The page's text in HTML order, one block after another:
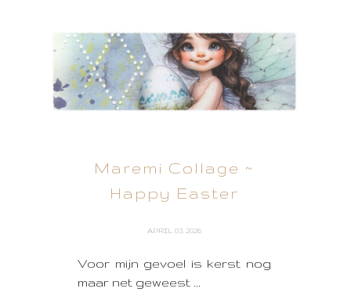
Maremi Collage ~
Happy Easter
APRIL 03, 2026
Voor mijn gevoel is kerst nog
maar net geweest ...